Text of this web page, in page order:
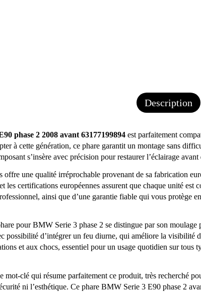
Description
phase 2 2008 avant 63177199894 est parfaitement
à cette génération, ce phare garantit un montage sans
s’insère avec précision pour restaurer l’éclairage
offre une qualité irréprochable provenant de sa fabrication
les certifications européennes assurent que chaque unité
ainsi que d’une garantie fiable qui vous
pour BMW Serie 3 phase 2 se distingue par son
possibilité d’intégrer un feu diurne, qui améliore la
et aux chocs, essentiel pour un usage quotidien sur tous
mot-clé qui résume parfaitement ce produit, très recherché
ni l’esthétique. Ce phare BMW Serie 3 E90 phase 2